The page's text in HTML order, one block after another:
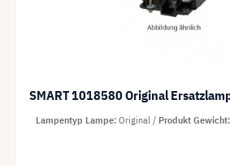
SMART 1018580 Original
Lampentyp Lampe Original Produkt Gewicht